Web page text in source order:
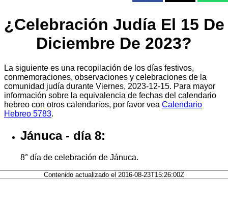
¿Celebración Judía El 15 De
Diciembre De 2023?
La siguiente es una recopilación de los días festivos,
conmemoraciones, observaciones y celebraciones de la
comunidad judía durante Viernes, 2023-12-15. Para mayor
información sobre la equivalencia de fechas del calendario
hebreo con otros calendarios, por favor vea Calendario
Hebreo 5783.
Jánuca - día 8:
8° día de celebración de Jánuca.
Contenido actualizado el 2016-08-23T15:26:00Z